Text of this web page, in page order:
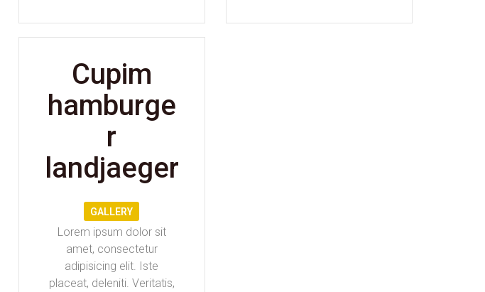
Cupim
hamburge
r
landjaeger
GALLERY
Lorem ipsum dolor sit
amet, consectetur
adipisicing elit. Iste
placeat, deleniti. Veritatis,